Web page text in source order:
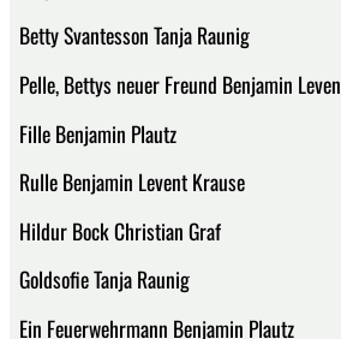
Betty Svantesson Tanja Raunig
Pelle, Bettys neuer Freund Benjamin
Fille Benjamin Plautz
Rulle Benjamin Levent Krause
Hildur Bock Christian Graf
Goldsofie Tanja Raunig
Ein Feuerwehrmann Benjamin Plautz